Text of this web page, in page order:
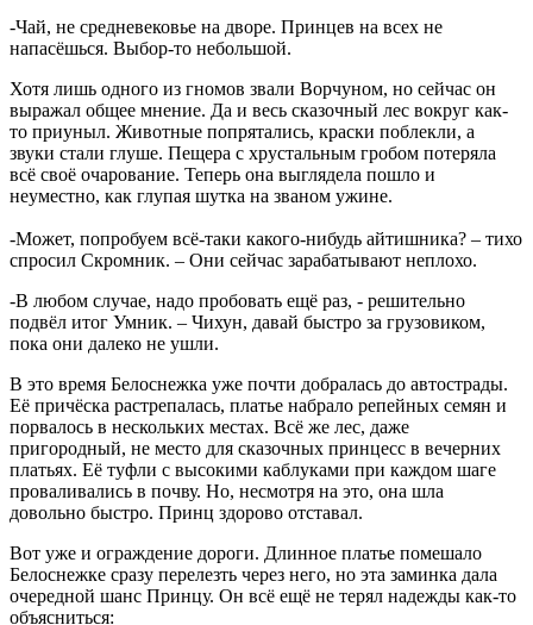
-Чай, не средневековье на дворе. Принцев на всех не
напасёшься. Выбор-то небольшой.
Хотя лишь одного из гномов звали Ворчуном, но сейчас он
выражал общее мнение. Да и весь сказочный лес вокруг как-
то приуныл. Животные попрятались, краски поблекли, а
звуки стали глуше. Пещера с хрустальным гробом потеряла
всё своё очарование. Теперь она выглядела пошло и
неуместно, как глупая шутка на званом ужине.
-Может, попробуем всё-таки какого-нибудь айтишника? – тихо
спросил Скромник. – Они сейчас зарабатывают неплохо.
-В любом случае, надо пробовать ещё раз, - решительно
подвёл итог Умник. – Чихун, давай быстро за грузовиком,
пока они далеко не ушли.
В это время Белоснежка уже почти добралась до автострады.
Её причёска растрепалась, платье набрало репейных семян и
порвалось в нескольких местах. Всё же лес, даже
пригородный, не место для сказочных принцесс в вечерних
платьях. Её туфли с высокими каблуками при каждом шаге
проваливались в почву. Но, несмотря на это, она шла
довольно быстро. Принц здорово отставал.
Вот уже и ограждение дороги. Длинное платье помешало
Белоснежке сразу перелезть через него, но эта заминка дала
очередной шанс Принцу. Он всё ещё не терял надежды как-то
объясниться: